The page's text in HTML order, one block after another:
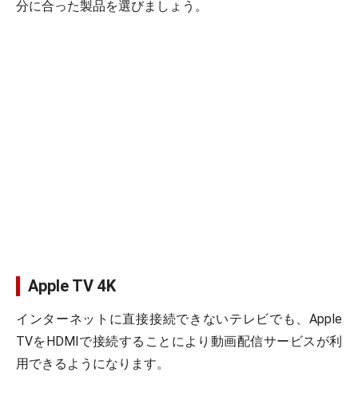
分に合った製品を選びましょう。
Apple TV 4K
インターネットに直接接続できないテレビでも、Apple
TVをHDMIで接続することにより動画配信サービスが利
用できるようになります。